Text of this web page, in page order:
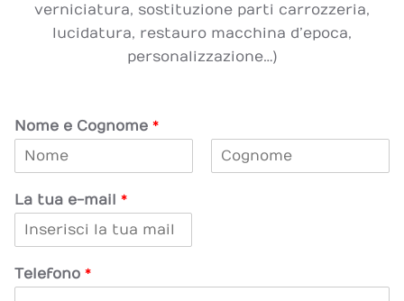
verniciatura, sostituzione parti carrozzeria,
lucidatura, restauro macchina d’epoca,
personalizzazione…)
Nome e Cognome *
o
m
La tua e-mail *
Telefono *